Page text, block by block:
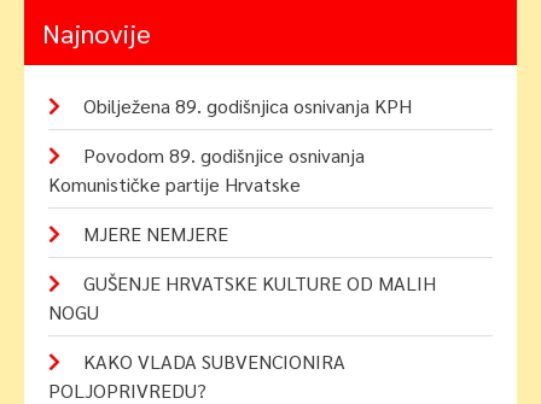
Najnovije
Obilježena 89. godišnjica osnivanja KPH
Povodom 89. godišnjice osnivanja
Komunističke partije Hrvatske
MJERE NEMJERE
GUŠENJE HRVATSKE KULTURE OD MALIH
NOGU
KAKO VLADA SUBVENCIONIRA
POLJOPRIVREDU?